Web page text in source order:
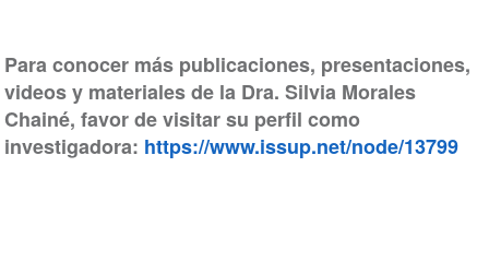
Para conocer más publicaciones, presentaciones,
videos y materiales de la Dra. Silvia Morales
Chainé, favor de visitar su perfil como
investigadora: https://www.issup.net/node/13799